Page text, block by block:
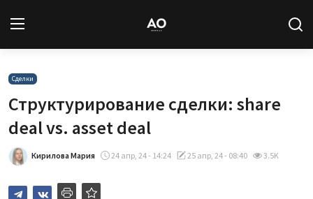
Новости
Статьи
Авторы
Сделки
Структурирование сделки: share
deal vs. asset deal
Кирилова Мария 24 апр, 24 - 14:24 25 апр, 24 - 08:40 3.5K